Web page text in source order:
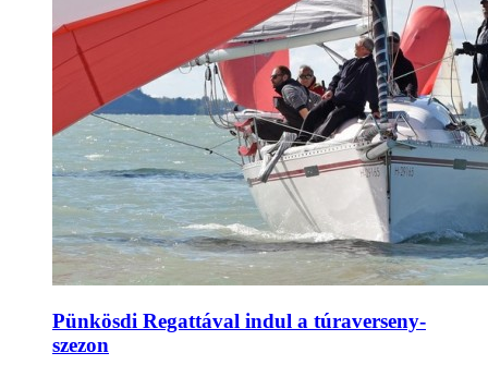
Pünkösdi Regattával indul a túraverseny-
szezon